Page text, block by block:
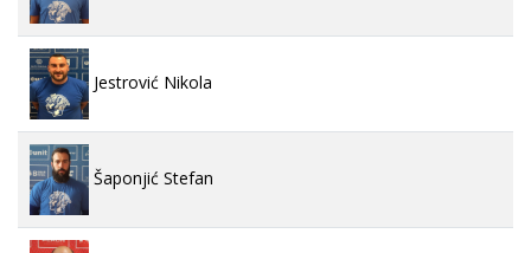
Jestrović Nikola
Šaponjić Stefan